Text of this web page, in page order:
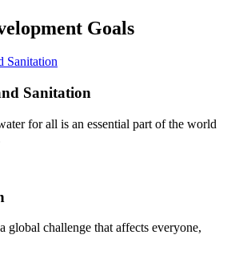
Goals
Sanitation
for all is an essential part of the world
global challenge that affects everyone,